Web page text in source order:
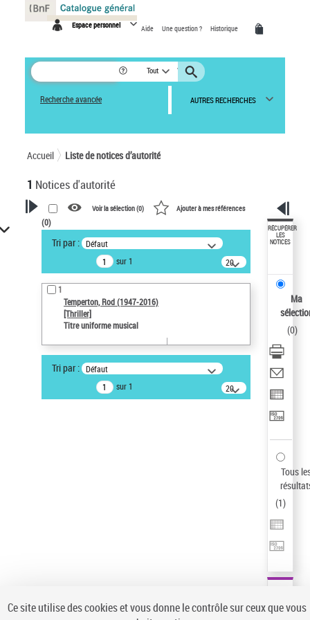
Espace personnel Aide Une question ? Historique
Tout
Recherche avancée AUTRES RECHERCHES
Accueil Liste de notices d’autorité
1 Notices d'autorité
VOTRE RECHERCHE
Recherche avancée dans les
notices d’autorité
Œuvres liées à l'auteur :
Temperton, Rod (1947-2016)
Type de notice d'autorité
Type de notice d'autorité
Voir la sélection (0) Ajouter à mes références
(0)
Tri par : Défaut
sur 1
20
résultats/page
1
Temperton, Rod (1947-2016)
[Thriller]
Titre uniforme musical
Tri par : Défaut
sur 1
20
résultats/page
RÉCUPÉRER
LES
NOTICES
Ma
(0)
Tous
(1)
Panneau de gestion des cookies
Ce site utilise des cookies et vous donne le contrôle sur ceux que vous